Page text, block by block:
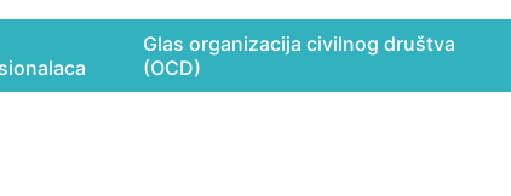
Glas organizacija civilnog društva
(OCD)